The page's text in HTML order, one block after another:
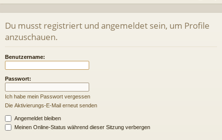
riff
Du musst registriert und angemeldet sein, um Profile
anzuschauen.
Benutzername:
Passwort:
Ich habe mein Passwort vergessen
Die Aktivierungs-E-Mail erneut senden
Angemeldet bleiben
Meinen Online-Status während dieser Sitzung verbergen